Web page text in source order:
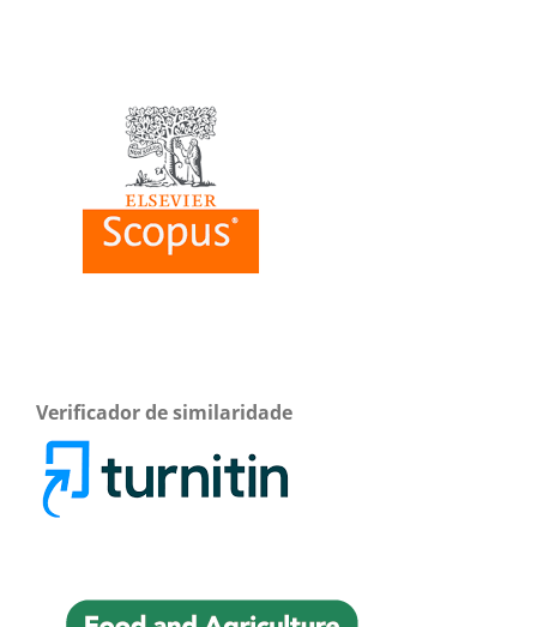
Verificador de similaridade